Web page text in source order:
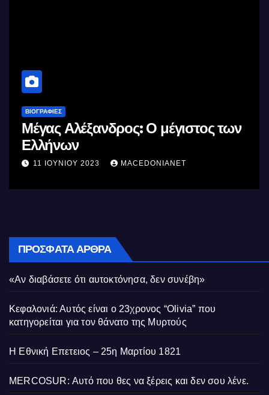
ΒΙΟΓΡΑΦΊΕΣ
Μέγας Αλέξανδρος: Ο μέγιστος των
Ελλήνων
11 ΙΟΥΝΊΟΥ 2023 MACEDONIANET
ΠΡΌΣΦΑΤΑ ΆΡΘΡΑ
«Αν διαβάσετε ότι αυτοκτόνησα, δεν συνέβη»
Κεφαλονιά: Αυτός είναι ο 23χρονος “Olivia” που
κατηγορείται για τον θάνατο της Μυρτούς
Η Εθνική Επετειος – 25η Μαρτίου 1821
MERCOSUR: Αυτό που θες να ξέρεις και δεν σου λένε.